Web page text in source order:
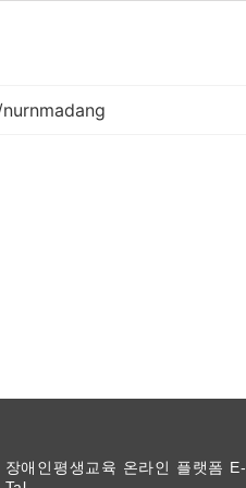
장애인평생교육 온라인 플랫폼 E-